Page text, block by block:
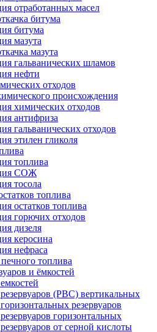
отработанных масел
битума
битума
мазута
мазута
гальванических шламов
нефти
отходов
происхождения
химических отходов
антифриза
гальванических отходов
этилен гликоля
топлива
СОЖ
тосола
топлива
остатков топлива
горючих отходов
дизеля
керосина
нефраса
топлива
и ёмкостей
резервуаров (РВС) вертикальных
резервуаров
горизонтальных
от серной кислоты